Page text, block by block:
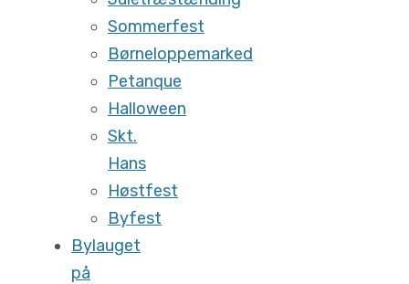
Sommerfest
Børneloppemarked
Petanque
Halloween
Skt.
Hans
Høstfest
Byfest
Bylauget
på